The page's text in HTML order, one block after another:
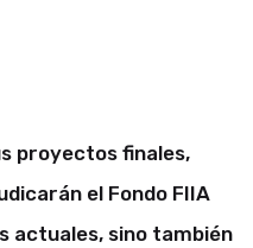
proyectos finales,
el Fondo FIIA
actuales, sino también